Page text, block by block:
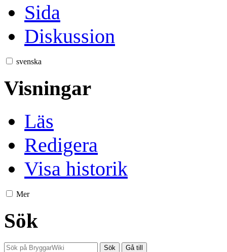
Sida
Diskussion
svenska
Visningar
Läs
Redigera
Visa historik
Mer
Sök